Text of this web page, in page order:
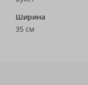
Ширина
35 см